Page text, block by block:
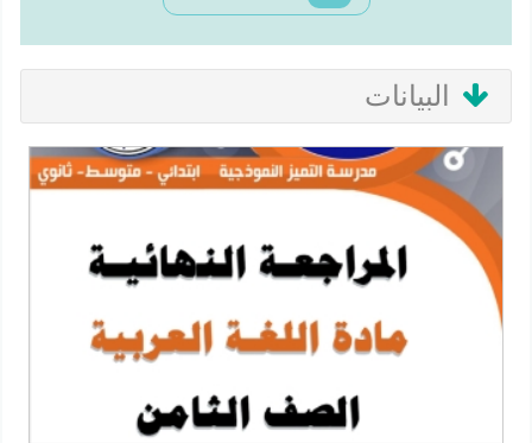
البيانات